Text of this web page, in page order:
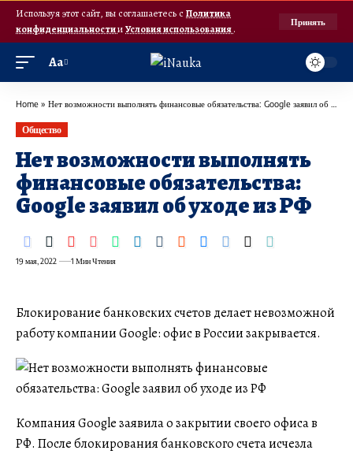
Используя этот сайт, вы соглашаетесь с Политика
конфиденциальностииУсловия использования.
Принять
Аа
Home » Нет возможности выполнять финансовые обязательства: Google заявил об уходе из РФ
Общество
Нет возможности выполнять
финансовые обязательства:
Google заявил об уходе из РФ
19 мая, 2022 1 Мин Чтения
Блокирование банковских счетов делает невозможной
работу компании Google: офис в России закрывается.
Компания Google заявила о закрытии своего офиса в
РФ. После блокирования банковского счета исчезла